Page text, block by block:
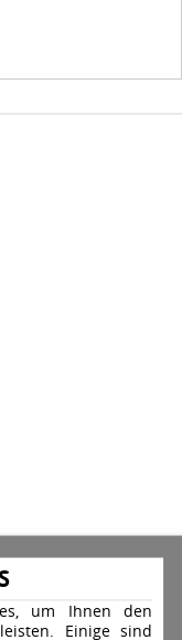
um Ihnen den
Einige sind